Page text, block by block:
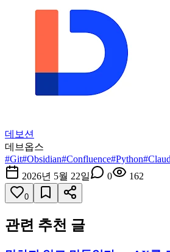
데보션
데브옵스
#Git#Obsidian#Confluence#Python#
2026년 5월 22일
0 162
0
관련 추천 글